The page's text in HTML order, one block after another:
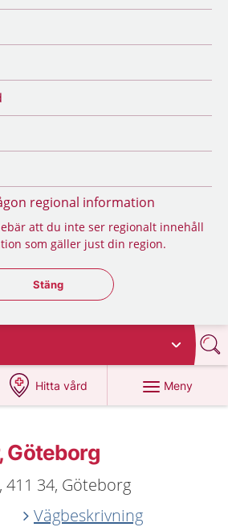
regional information
att du inte ser regionalt innehåll
som gäller just din region.
Stäng regionsväljaren
Stäng
Hitta vård
på 1177.se
Meny
Göteborg
411 34, Göteborg
Vägbeskrivning